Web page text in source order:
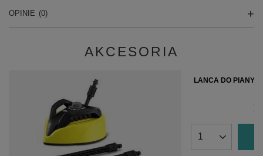
OPINIE (0)
AKCESORIA
LANCA DO PIANY -